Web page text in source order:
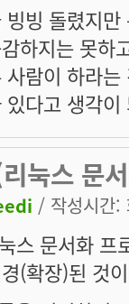
빙빙 돌렸지
하지는 못하
사람이 하라는
있다고 생각이
눅스 문
/ 작성시간
스 문서화 프
(확장)된 것